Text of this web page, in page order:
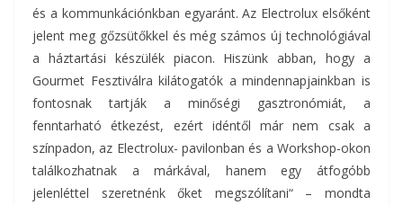
és a kommunkációnkban egyaránt. Az Electrolux elsőként
jelent meg gőzsütőkkel és még számos új technológiával
a háztartási készülék piacon. Hiszünk abban, hogy a
Gourmet Fesztiválra kilátogatók a mindennapjainkban is
fontosnak tartják a minőségi gasztronómiát, a
fenntarható étkezést, ezért idéntől már nem csak a
színpadon, az Electrolux- pavilonban és a Workshop-okon
találkozhatnak a márkával, hanem egy átfogóbb
jelenléttel szeretnénk őket megszólítani“ – mondta